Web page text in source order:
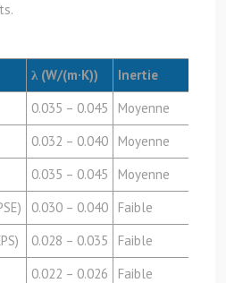
λ (W/(m·K))
Inertie
0.035 – 0.045
Moyenne
0.032 – 0.040
Moyenne
0.035 – 0.045
Moyenne
0.030 – 0.040
Faible
0.028 – 0.035
Faible
0.022 – 0.026
Faible